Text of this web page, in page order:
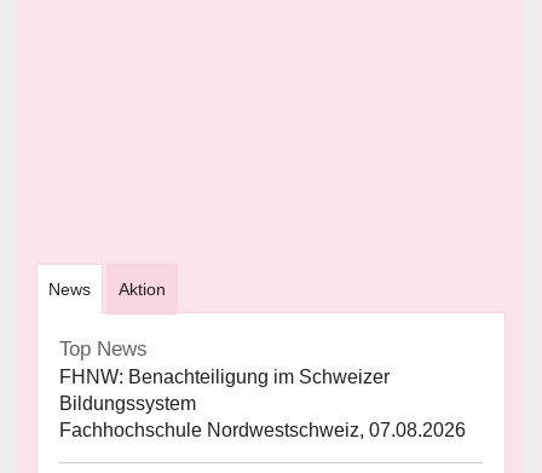
News Aktion
Top News
FHNW: Benachteiligung im Schweizer
Bildungssystem
Fachhochschule Nordwestschweiz, 07.08.2026